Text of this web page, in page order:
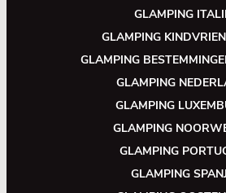
GLAMPING
GLAMPING
GLAMPING
GLAMPING
GLAMPING
GLAMPING
GLAMPING
GLAMPING